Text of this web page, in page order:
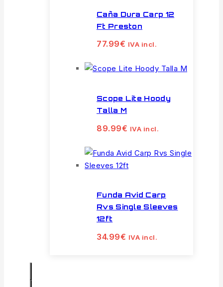
Caña Dura Carp 12
Ft Preston
77.99€ IVA incl.
Scope Lite Hoody
Talla M
89.99€ IVA incl.
Funda Avid Carp
Rvs Single Sleeves
12ft
34.99€ IVA incl.